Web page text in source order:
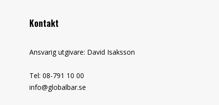
Kontakt
Ansvarig utgivare: David Isaksson
Tel: 08-791 10 00
info@globalbar.se